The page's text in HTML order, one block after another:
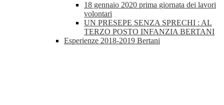
18 gennaio 2020 prima giornata dei lavori
volontari
UN PRESEPE SENZA SPRECHI : AL
TERZO POSTO INFANZIA BERTANI
Esperienze 2018-2019 Bertani